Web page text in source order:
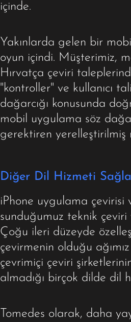
içinde.
Yakınlarda gelen bir
oyun içindi. Müşterimiz,
Hırvatça çeviri
"kontroller" ve kullanıcı
dağarcığı konusunda
mobil uygulama söz
gerektiren yerelleştirilmiş
Diğer Dil Hizmeti
iPhone uygulama
sunduğumuz teknik
Çoğu ileri düzeyde
çevirmenin olduğu
çevrimiçi çeviri
almadığı birçok dilde dil
Tomedes olarak, daha